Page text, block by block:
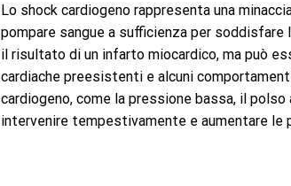
Lo shock cardiogeno rappresenta una
pompare sangue a sufficienza per
il risultato di un infarto miocardico, ma può
cardiache preesistenti e alcuni
cardiogeno, come la pressione bassa, il
intervenire tempestivamente e aumentare le